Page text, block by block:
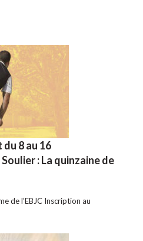
8 au 16
: La quinzaine de
de l’EBJC Inscription au